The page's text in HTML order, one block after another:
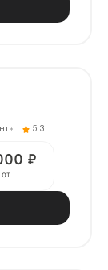
5.3
₽